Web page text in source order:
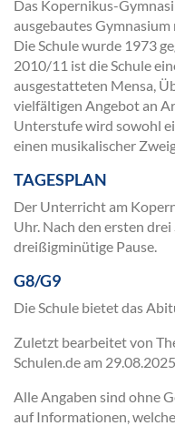
Das Kopernikus-
ausgebautes
Die Schule wurde 1973
2010/11 ist die Schule
ausgestatteten Mensa,
vielfältigen Angebot an
Unterstufe wird sowohl
einen musikalischer
TAGESPLAN
Der Unterricht am
Uhr. Nach den ersten
dreißigminütige Pause.
G8/G9
Die Schule bietet das
Zuletzt bearbeitet von
Schulen.de am 29.08.2025
Alle Angaben sind ohne
auf Informationen,